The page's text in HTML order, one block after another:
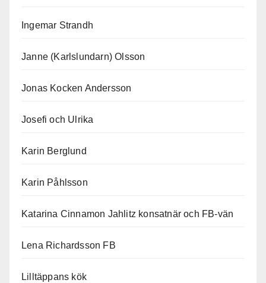
Ingemar Strandh
Janne (Karlslundarn) Olsson
Jonas Kocken Andersson
Josefi och Ulrika
Karin Berglund
Karin Påhlsson
Katarina Cinnamon Jahlitz konsatnär och FB-vän
Lena Richardsson FB
Lilltäppans kök